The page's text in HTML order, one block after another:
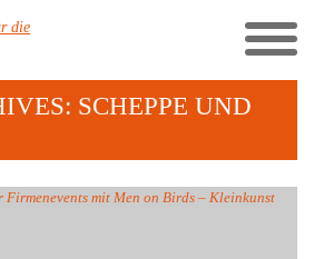
SCHEPPE UND